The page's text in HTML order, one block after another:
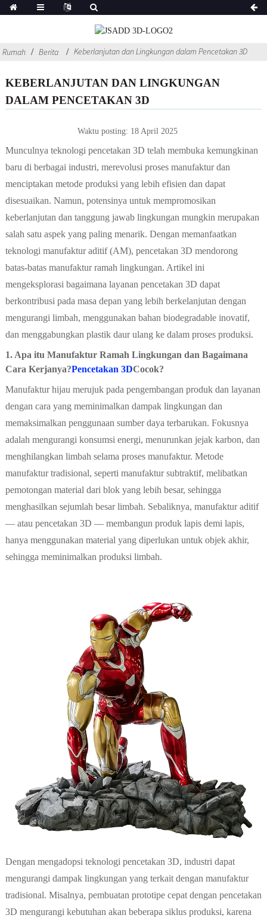
Rumah Berita Keberlanjutan dan Lingkungan dalam Pencetakan 3D
KEBERLANJUTAN DAN LINGKUNGAN
DALAM PENCETAKAN 3D
Waktu posting: 18 April 2025
Munculnya teknologi pencetakan 3D telah membuka kemungkinan
baru di berbagai industri, merevolusi proses manufaktur dan
menciptakan metode produksi yang lebih efisien dan dapat
disesuaikan. Namun, potensinya untuk mempromosikan
keberlanjutan dan tanggung jawab lingkungan mungkin merupakan
salah satu aspek yang paling menarik. Dengan memanfaatkan
teknologi manufaktur aditif (AM), pencetakan 3D mendorong
batas-batas manufaktur ramah lingkungan. Artikel ini
mengeksplorasi bagaimana layanan pencetakan 3D dapat
berkontribusi pada masa depan yang lebih berkelanjutan dengan
mengurangi limbah, menggunakan bahan biodegradable inovatif,
dan menggabungkan plastik daur ulang ke dalam proses produksi.
1. Apa itu Manufaktur Ramah Lingkungan dan Bagaimana
Cara Kerjanya?Pencetakan 3DCocok?
Manufaktur hijau merujuk pada pengembangan produk dan layanan
dengan cara yang meminimalkan dampak lingkungan dan
memaksimalkan penggunaan sumber daya terbarukan. Fokusnya
adalah mengurangi konsumsi energi, menurunkan jejak karbon, dan
menghilangkan limbah selama proses manufaktur. Metode
manufaktur tradisional, seperti manufaktur subtraktif, melibatkan
pemotongan material dari blok yang lebih besar, sehingga
menghasilkan sejumlah besar limbah. Sebaliknya, manufaktur aditif
— atau pencetakan 3D — membangun produk lapis demi lapis,
hanya menggunakan material yang diperlukan untuk objek akhir,
sehingga meminimalkan produksi limbah.
Dengan mengadopsi teknologi pencetakan 3D, industri dapat
mengurangi dampak lingkungan yang terkait dengan manufaktur
tradisional. Misalnya, pembuatan prototipe cepat dengan pencetakan
3D mengurangi kebutuhan akan beberapa siklus produksi, karena